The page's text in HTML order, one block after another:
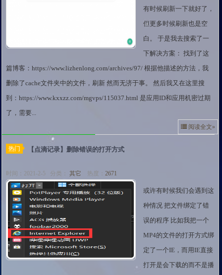
有时候刷新一下就好了，
但更多时候刷新也是空
白。 于是我去搜索了一
下解决方案： 找到了这
篇博客：https://www.lizhenlong.com/archives/97/ 根据他描述的方法，我
删除了cache文件夹中的文件，刷新 然而无济于事。 然后我又在这里搜
到：https://www.kxxzz.com/mgvps/115037.html 是应用ID和应用机密过期
了，需要...
阅读全文»
热门 【点滴记录】删除错误的打开方式
时间：2021-2-5 分类： 其它 热度： 2671
或许有时候我们会遇到这
种情况 把文件绑定了错
误的程序 比如我把一个
MP4的文件的打开方式绑
定了一个IE，而用IE直接
打开是会下载的而不是播